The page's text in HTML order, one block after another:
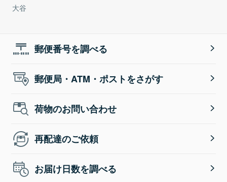
大谷
郵便番号を調べる
郵便局・ATM・ポストをさがす
荷物のお問い合わせ
再配達のご依頼
お届け日数を調べる